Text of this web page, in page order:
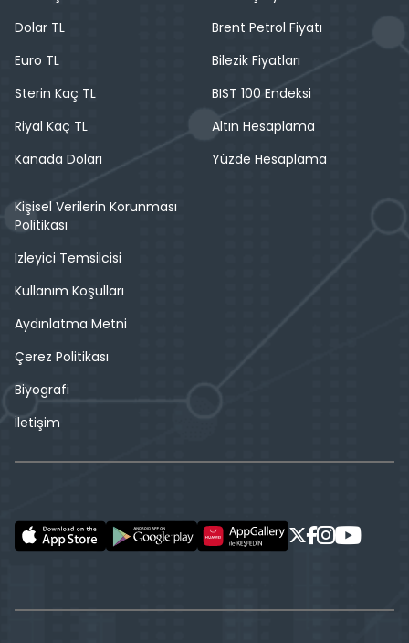
Dolar TL
Euro TL
Sterin Kaç TL
Riyal Kaç TL
Kanada Doları
Brent Petrol Fiyatı
Bilezik Fiyatları
BIST 100 Endeksi
Altın Hesaplama
Yüzde Hesaplama
Kişisel Verilerin Korunması
Politikası
İzleyici Temsilcisi
Kullanım Koşulları
Aydınlatma Metni
Çerez Politikası
Biyografi
İletişim